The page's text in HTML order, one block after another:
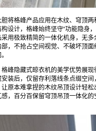
将格峰产品应用在木纹、穹顶
设计，格峰始终坚守“功能隐身
用极致精简的一体化机身，无
，不抢占空间视觉、不破坏顶
峰隐藏式晾衣机的美学优势展
装后，仅留存利落线条点缀空
原本难拿捏的木纹吊顶设计轻
，百分百保留穹顶吊顶一体化